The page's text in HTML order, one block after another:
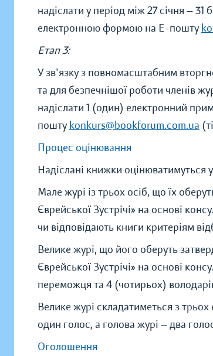
надіслати у період між 27 січня —
електронною формою на Е-пошту
Етап 3:
У зв'язку з повномасштабним
та для безпечнішої роботи членів
надіслати 1 (один) електронний
пошту konkurs@bookforum.com.ua
Процес оцінювання
Надіслані книжки оцінюватимуться
Мале журі із трьох осіб, що їх
Єврейської Зустрічі» на основі
чи відповідають книги критеріям
Велике журі, що його оберуть
Єврейської Зустрічі» на основі
переможця та 4 (чотирьох)
Велике журі складатиметься з
один голос, а голова журі — два
Оголошення